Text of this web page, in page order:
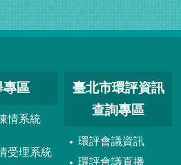
專區
情系統
受理系統
臺北市環評資訊
查詢專區
環評會議資訊
環評會議直播